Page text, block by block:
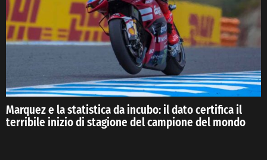
Marquez e la statistica da incubo: il dato certifica il
terribile inizio di stagione del campione del mondo